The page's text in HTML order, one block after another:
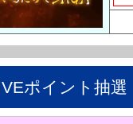
ポイント抽選